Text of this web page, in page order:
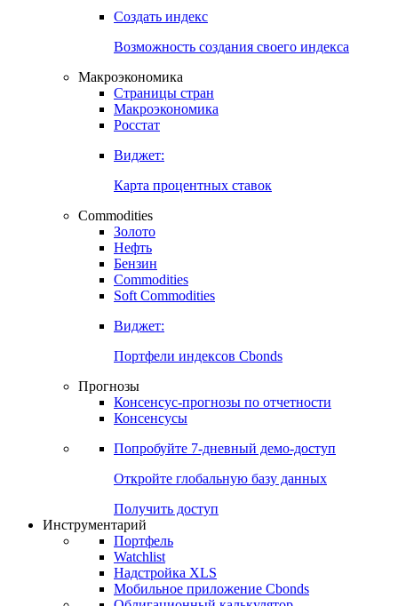
Создать индекс
Возможность создания своего индекса
Макроэкономика
Страницы стран
Макроэкономика
Росстат
Виджет:
Карта процентных ставок
Commodities
Золото
Нефть
Бензин
Commodities
Soft Commodities
Виджет:
Портфели индексов Cbonds
Прогнозы
Консенсус-прогнозы по отчетности
Консенсусы
Попробуйте 7-дневный демо-доступ
Откройте глобальную базу данных
Получить доступ
Инструментарий
Портфель
Watchlist
Надстройка XLS
Мобильное приложение Cbonds